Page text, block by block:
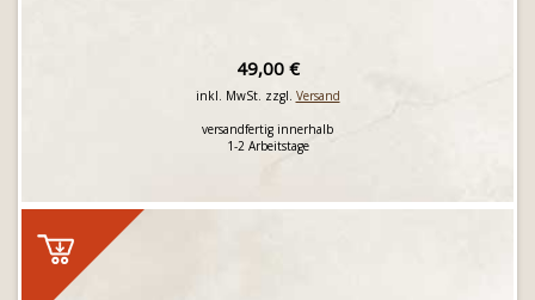
49,00 €
inkl. MwSt. zzgl. Versand
versandfertig innerhalb
1-2 Arbeitstage